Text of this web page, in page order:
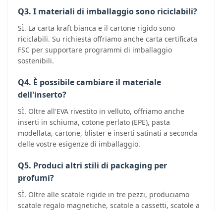
Q3. I materiali di imballaggio sono riciclabili?
SÌ. La carta kraft bianca e il cartone rigido sono
riciclabili. Su richiesta offriamo anche carta certificata
FSC per supportare programmi di imballaggio
sostenibili.
Q4. È possibile cambiare il materiale
dell'inserto?
SÌ. Oltre all'EVA rivestito in velluto, offriamo anche
inserti in schiuma, cotone perlato (EPE), pasta
modellata, cartone, blister e inserti satinati a seconda
delle vostre esigenze di imballaggio.
Q5. Produci altri stili di packaging per
profumi?
SÌ. Oltre alle scatole rigide in tre pezzi, produciamo
scatole regalo magnetiche, scatole a cassetti, scatole a